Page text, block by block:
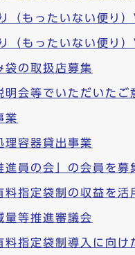
（もったいない便り
（もったいない便り
袋の取扱店募集
明会等でいただいたご
業
理容器貸出事業
進員の会」の会員を募
料指定袋制の収益を
量等推進審議会
料指定袋制導入に向け